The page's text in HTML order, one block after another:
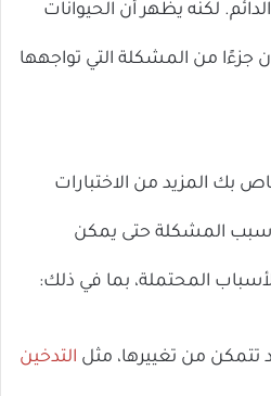
لكنه يظهر أن الحيوانات
جزءًا من المشكلة التي تواجهها
بك المزيد من الاختبارات
سبب المشكلة حتى يمكن
المحتملة، بما في ذلك:
تتمكن من تغييرها، مثل التدخين